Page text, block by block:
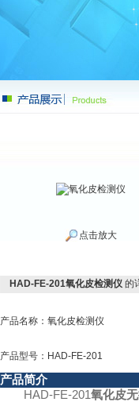
点击放大
HAD-FE-201氧化皮检测仪 的
产品名称：氧化皮检测仪
产品型号：HAD-FE-201
产品简介
HAD-FE-201氧化皮